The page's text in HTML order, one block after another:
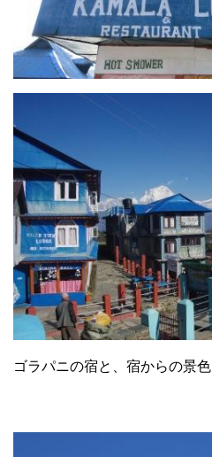
ゴラパニの宿と、宿からの景色